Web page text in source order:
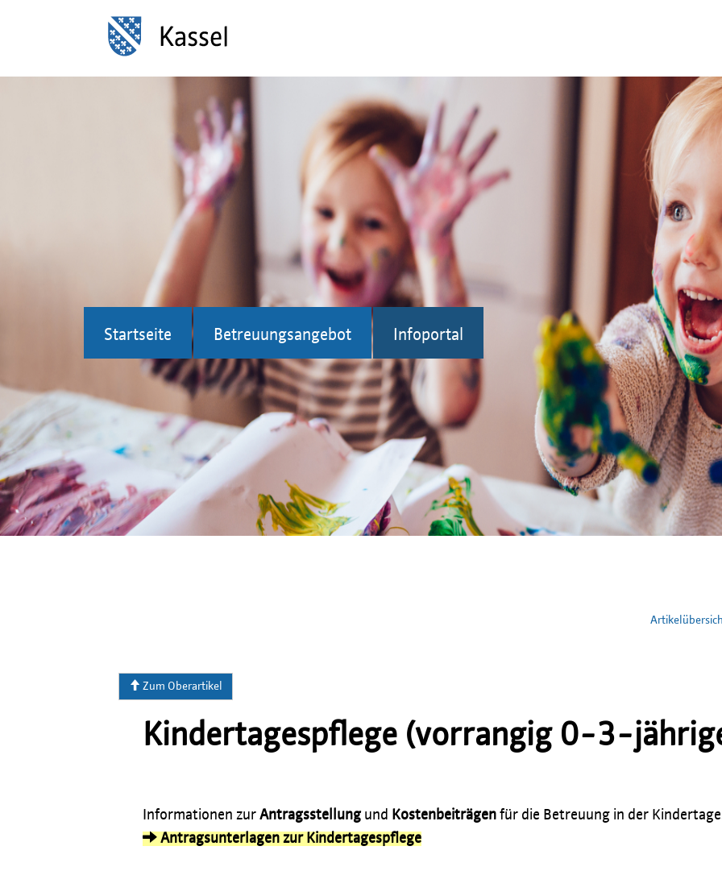
Startseite Betreuungsangebot Infoportal
Zum Oberartikel
Kindertagespflege (vorrangig 0-3-
Informationen zur Antragsstellung und Kostenbeiträgen für die Betreuung in der
Antragsunterlagen zur Kindertagespflege